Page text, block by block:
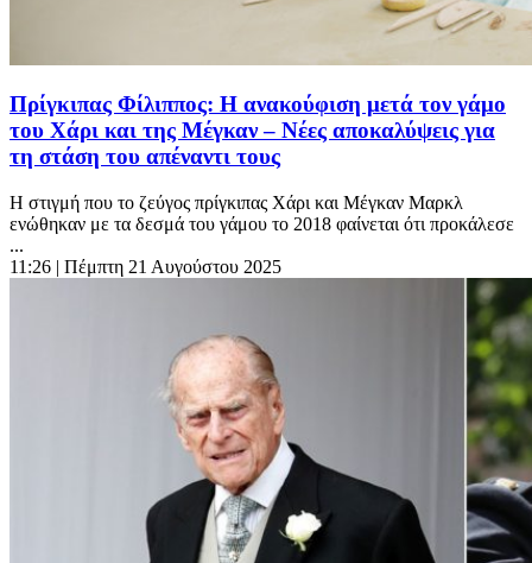
Πρίγκιπας Φίλιππος: Η ανακούφιση μετά τον γάμο
του Χάρι και της Μέγκαν – Νέες αποκαλύψεις για
τη στάση του απέναντι τους
Η στιγμή που το ζεύγος πρίγκιπας Χάρι και Μέγκαν Μαρκλ
ενώθηκαν με τα δεσμά του γάμου το 2018 φαίνεται ότι προκάλεσε
...
11:26 | Πέμπτη 21 Αυγούστου 2025